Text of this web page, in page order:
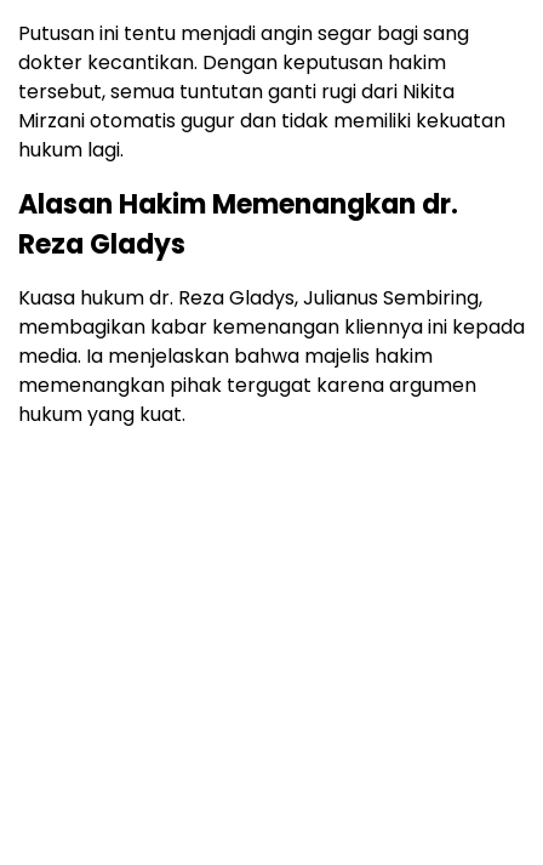
Putusan ini tentu menjadi angin segar bagi sang
dokter kecantikan. Dengan keputusan hakim
tersebut, semua tuntutan ganti rugi dari Nikita
Mirzani otomatis gugur dan tidak memiliki kekuatan
hukum lagi.
Alasan Hakim Memenangkan dr.
Reza Gladys
Kuasa hukum dr. Reza Gladys, Julianus Sembiring,
membagikan kabar kemenangan kliennya ini kepada
media. Ia menjelaskan bahwa majelis hakim
memenangkan pihak tergugat karena argumen
hukum yang kuat.